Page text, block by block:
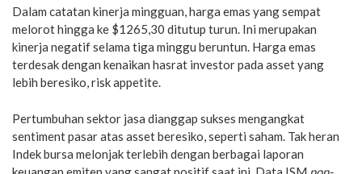
Dalam catatan kinerja mingguan, harga emas yang sempat
melorot hingga ke $1265,30 ditutup turun. Ini merupakan
kinerja negatif selama tiga minggu beruntun. Harga emas
terdesak dengan kenaikan hasrat investor pada asset yang
lebih beresiko, risk appetite.
Pertumbuhan sektor jasa dianggap sukses mengangkat
sentiment pasar atas asset beresiko, seperti saham. Tak heran
Indek bursa melonjak terlebih dengan berbagai laporan